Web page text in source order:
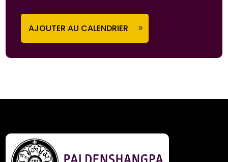
AJOUTER AU CALENDRIER